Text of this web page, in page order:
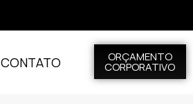
CONTATO ORÇAMENTO
CORPORATIVO